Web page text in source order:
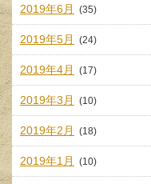
2019年6月 (35)
2019年5月 (24)
2019年4月 (17)
2019年3月 (10)
2019年2月 (18)
2019年1月 (10)